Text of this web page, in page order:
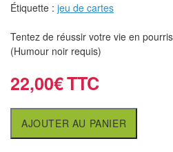
Pièces
Ecoles
&
clubs
Echiquiers
muraux/Plein
air
Étiquette : jeu de cartes
Tentez de réussir votre vie en
(Humour noir requis)
22,00€
AJOUTER AU PANIER